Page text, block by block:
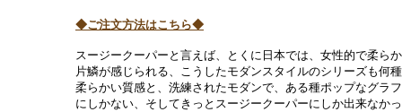
◆ご注文方法はこちら◆
スージークーパーと言えば、とくに日本では、女性的で柔ら
片鱗が感じられる、こうしたモダンスタイルのシリーズも何
柔らかい質感と、洗練されたモダンで、ある種ポップなグラ
にしかない、そしてきっとスージークーパーにしか出来なか